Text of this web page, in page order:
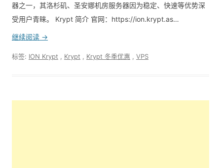
器之一，其洛杉矶、圣安娜机房服务器因为稳定、快速等优势深
受用户青睐。 Krypt 简介 官网：https://ion.krypt.as…
继续阅读 →
标签: ION Krypt Krypt Krypt 冬季优惠 VPS